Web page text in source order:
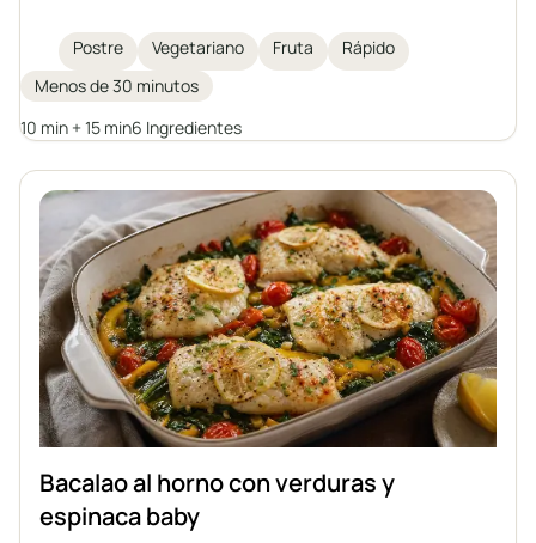
con canela, una suave crema de yogur con semillas
de chía y almendras crujientes por encima. Ideal
para quienes cuidan su dieta y disfrutan de dulces
caseros.
Postre Vegetariano Fruta
Rápido
Menos de 30 minutos
10 min + 15 min6 Ingredientes
Bacalao al horno con verduras y
espinaca baby